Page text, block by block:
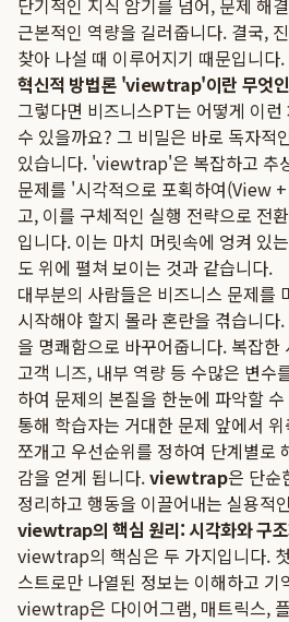
단기적인 지식 암기를 넘어, 문제 해
근본적인 역량을 길러줍니다. 결국,
찾아 나설 때 이루어지기 때문입니다.
혁신적 방법론 'viewtrap'이란 무엇
그렇다면 비즈니스PT는 어떻게 이
수 있을까요? 그 비밀은 바로 독자적
있습니다. 'viewtrap'은 복잡하고 추
문제를 '시각적으로 포획하여(View
고, 이를 구체적인 실행 전략으로 전
입니다. 이는 마치 머릿속에 엉켜 있
도 위에 펼쳐 보이는 것과 같습니다.
대부분의 사람들은 비즈니스 문제를
시작해야 할지 몰라 혼란을 겪습니
을 명쾌함으로 바꾸어줍니다. 복잡한
고객 니즈, 내부 역량 등 수많은 변수
하여 문제의 본질을 한눈에 파악할
통해 학습자는 거대한 문제 앞에서
쪼개고 우선순위를 정하여 단계별로
감을 얻게 됩니다.viewtrap은 단순
정리하고 행동을 이끌어내는 실용적
viewtrap의 핵심 원리: 시각화와 구
viewtrap의 핵심은 두 가지입니다.
스트로만 나열된 정보는 이해하고 기
viewtrap은 다이어그램, 매트릭스,